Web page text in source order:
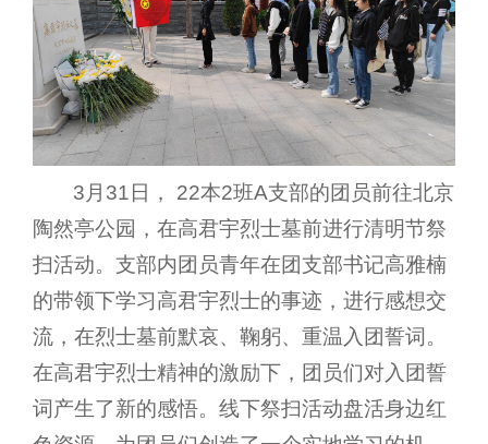
3月31日， 22本2班A支部的团员前往北京
陶然亭公园，在高君宇烈士墓前进行清明节祭
扫活动。支部内团员青年在团支部书记高雅楠
的带领下学习高君宇烈士的事迹，进行感想交
流，在烈士墓前默哀、鞠躬、重温入团誓词。
在高君宇烈士精神的激励下，团员们对入团誓
词产生了新的感悟。线下祭扫活动盘活身边红